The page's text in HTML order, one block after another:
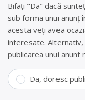
Bifați "Da" dacă
sub forma unui anunț
acesta veți avea
interesate.
publicarea unui anunt
Da, doresc